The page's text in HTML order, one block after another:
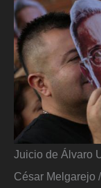
Juicio de Álvaro
César Melgarejo